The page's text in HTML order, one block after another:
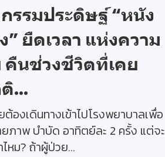
รรมประดิษฐ์ “หนัง
” ยืดเวลา แห่งความ
คืนช่วงชีวิตที่เคย
...
องเดินทางเข้าไปโรงพยาบาลเพื่อ
ยภาพ บำบัด อาทิตย์ละ 2 ครั้ง แต่จะ
หม? ถ้าผู้ป่วย...